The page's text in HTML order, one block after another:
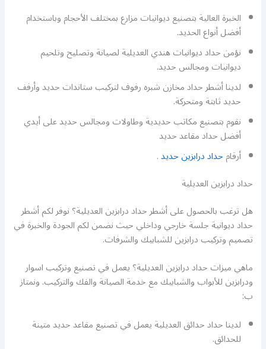
الخبرة العالية بتصنيع ديوانيات مزارع بمختلف الأحجام وباستخدام
أفضل أنواع الحديد.
نؤمن حداد ديوانيات هندي العديلية لصيانة وتصليح وتلحيم
ديوانيات ومجالس حديد.
لدينا أشطر حداد مخازن شبره رفوف لتركيب ستاندات حديد وأرفف
حديد ثابتة ومتحركة.
نقوم بتصنيع مكاتب حديدية وطاولات ومجالس حديد على أيدي
أفضل حداد مقاعد حديد
أرقامحداد درابزين حديد.
حداد درابزين العديلية
هل ترغب بالحصول على أشطر حداد درابزين العديلية؟ نوفر لكم أشطر
حداد ديوانية جلسة خارجي وداخلي حيث نضمن لكم الجودة والخبرة في
تصميم وتركيب درابزين للشبابيك والشرفات.
ماهي ميزات حداد درابزين العديلية؟ يعمل في تصنيع وتركيب اسوار
ودرابزين للأبواب والشبابيك مع خدمة الصيانة والفك والتركيب. ونمتاز
ب:
لدينا حداد حدائق العديلية يعمل في تصنيع مقاعد حديد متينة
للحدائق.